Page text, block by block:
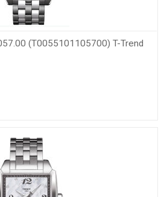
(T0055101105700) T-Trend